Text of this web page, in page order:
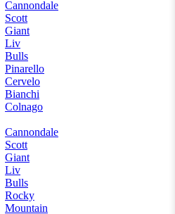
Cannondale
Scott
Giant
Liv
Bulls
Pinarello
Cervelo
Bianchi
Colnago
Cannondale
Scott
Giant
Liv
Bulls
Rocky
Mountain